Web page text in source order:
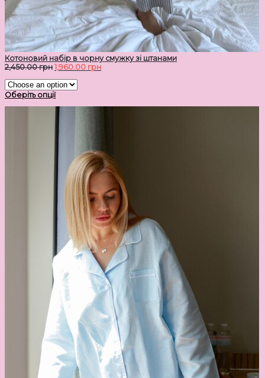
Котоновий набір в чорну смужку зі штанами
2,450.00грн 1,960.00 грн
Оберіть опції